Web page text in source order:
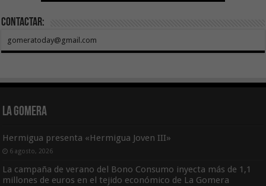
Contactar:
gomeratoday@gmail.com
La Gomera
Hermigua presenta «Hermigua Joven III»
6 agosto, 2026
La campaña de verano del Bono Consumo inyecta más de 1,1
millones de euros en el tejido económico de La Gomera